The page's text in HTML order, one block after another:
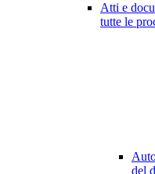
Atti e
tutte le
del